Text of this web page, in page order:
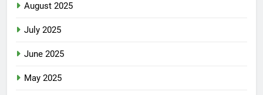
August 2025
July 2025
June 2025
May 2025